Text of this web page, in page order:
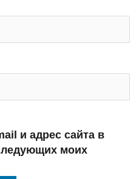
и адрес сайта в
моих